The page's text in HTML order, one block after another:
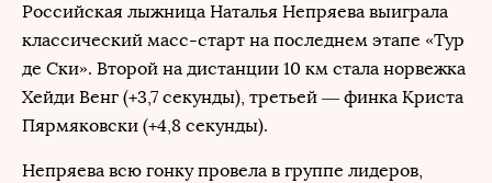
Российская лыжница Наталья Непряева выиграла
классический масс-старт на последнем этапе «Тур
де Ски». Второй на дистанции 10 км стала норвежка
Хейди Венг (+3,7 секунды), третьей — финка Криста
Пярмяковски (+4,8 секунды).
Непряева всю гонку провела в группе лидеров,